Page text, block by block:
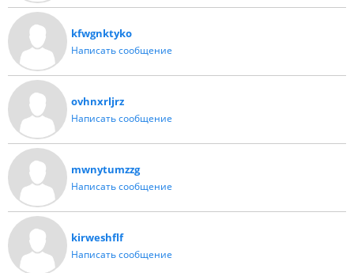
kfwgnktyko
Написать сообщение
ovhnxrljrz
Написать сообщение
mwnytumzzg
Написать сообщение
kirweshflf
Написать сообщение